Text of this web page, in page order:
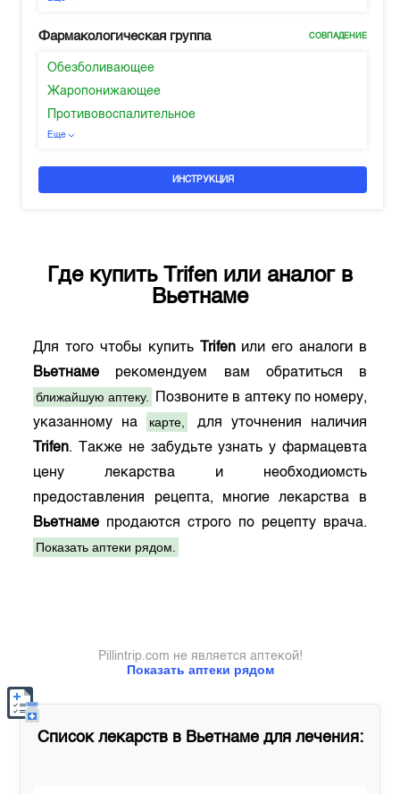
Фармакологическая группа СОВПАДЕНИЕ
Обезболивающее
Жаропонижающее
Противовоспалительное
Еще
ИНСТРУКЦИЯ
Где купить Trifen или аналог в
Вьетнаме
Для того чтобы купить Trifenили его аналоги в
Вьетнаме рекомендуем вам обратиться в
ближайшую аптеку.
Позвоните в аптеку по номеру,
указанному на
карте,
для уточнения наличия
Trifen. Также не забудьте узнать у фармацевта
цену лекарства и необходиомсть
предоставления рецепта, многие лекарства в
Вьетнаме продаются строго по рецепту врача.
Показать аптеки рядом.
Показать аптеки рядом
Pillintrip.com не является аптекой!
Список лекарств в Вьетнамедля лечения: